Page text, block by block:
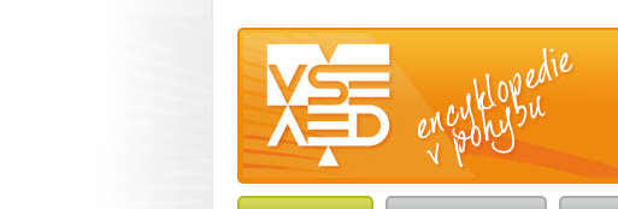
Vševěd — encyklopedie v pohybu